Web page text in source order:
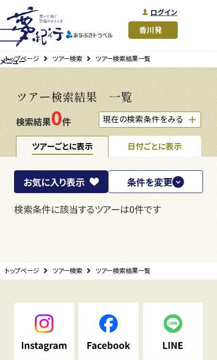
ログイン
メニュー
トップページ ツアー検索 ツアー検索結果一覧
ツアー検索結果 一覧
検索結果0件 現在の検索条件をみる
ツアーごとに表示 日付ごとに表示
検索条件に該当するツアーは0件です
お気に入り表示 条件を変更
トップページ ツアー検索 ツアー検索結果一覧